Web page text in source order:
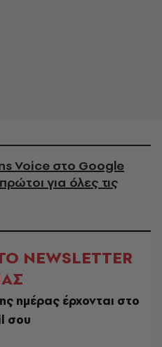
Voice στο Google
για όλες τις
NEWSLETTER
ημέρας έρχονται στο
σου